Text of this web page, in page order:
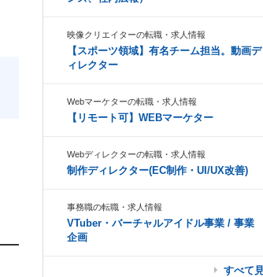
映像クリエイターの転職・求人情報
【スポーツ領域】有名チーム担当。動画デ
ィレクター
Webマーケターの転職・求人情報
【リモート可】WEBマーケター
Webディレクターの転職・求人情報
制作ディレクター(EC制作・UI/UX改善)
事務職の転職・求人情報
VTuber・バーチャルアイドル事業 / 事業
企画
すべて